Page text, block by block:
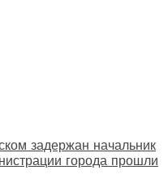
задержан начальник
города прошли